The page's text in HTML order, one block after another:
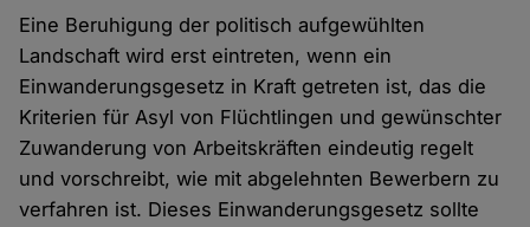
Eine Beruhigung der politisch aufgewühlten
Landschaft wird erst eintreten, wenn ein
Einwanderungsgesetz in Kraft getreten ist, das die
Kriterien für Asyl von Flüchtlingen und gewünschter
Zuwanderung von Arbeitskräften eindeutig regelt
und vorschreibt, wie mit abgelehnten Bewerbern zu
verfahren ist. Dieses Einwanderungsgesetz sollte